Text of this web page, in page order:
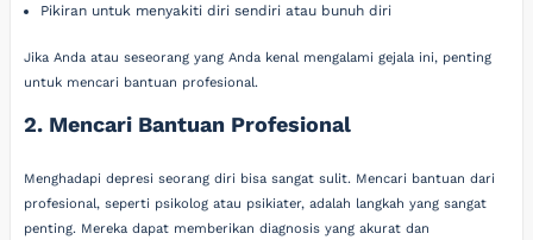
Pikiran untuk menyakiti diri sendiri atau bunuh diri
Jika Anda atau seseorang yang Anda kenal mengalami gejala ini, penting
untuk mencari bantuan profesional.
2. Mencari Bantuan Profesional
Menghadapi depresi seorang diri bisa sangat sulit. Mencari bantuan dari
profesional, seperti psikolog atau psikiater, adalah langkah yang sangat
penting. Mereka dapat memberikan diagnosis yang akurat dan